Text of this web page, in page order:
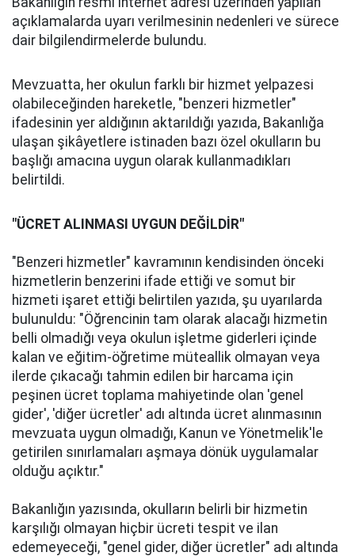
açıklamalarda uyarı verilmesinin nedenleri ve sürece
dair bilgilendirmelerde bulundu.
Mevzuatta, her okulun farklı bir hizmet yelpazesi
olabileceğinden hareketle, "benzeri hizmetler"
ifadesinin yer aldığının aktarıldığı yazıda, Bakanlığa
ulaşan şikâyetlere istinaden bazı özel okulların bu
başlığı amacına uygun olarak kullanmadıkları
belirtildi.
"ÜCRET ALINMASI UYGUN DEĞİLDİR"
"Benzeri hizmetler" kavramının kendisinden önceki
hizmetlerin benzerini ifade ettiği ve somut bir
hizmeti işaret ettiği belirtilen yazıda, şu uyarılarda
bulunuldu: "Öğrencinin tam olarak alacağı hizmetin
belli olmadığı veya okulun işletme giderleri içinde
kalan ve eğitim-öğretime müteallik olmayan veya
ilerde çıkacağı tahmin edilen bir harcama için
peşinen ücret toplama mahiyetinde olan 'genel
gider', 'diğer ücretler' adı altında ücret alınmasının
mevzuata uygun olmadığı, Kanun ve Yönetmelik'le
getirilen sınırlamaları aşmaya dönük uygulamalar
olduğu açıktır."
Bakanlığın yazısında, okulların belirli bir hizmetin
karşılığı olmayan hiçbir ücreti tespit ve ilan
edemeyeceği, "genel gider, diğer ücretler" adı altında